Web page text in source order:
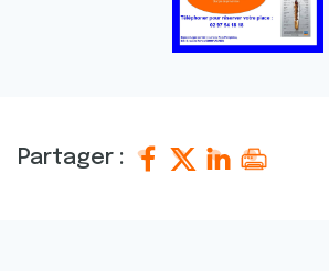
Partager :